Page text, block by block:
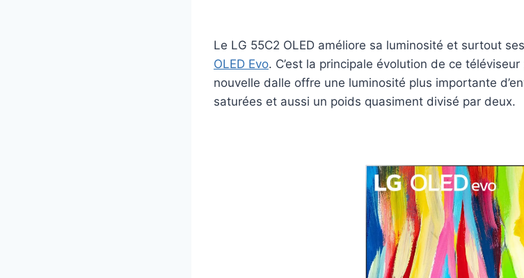
Le LG 55C2 OLED améliore sa luminosité et surtout
OLED Evo. C’est la principale évolution de ce
nouvelle dalle offre une luminosité plus importante
saturées et aussi un poids quasiment divisé par deux.